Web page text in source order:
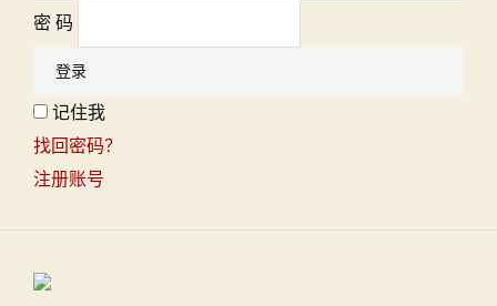
密 码
记住我
找回密码？
注册账号